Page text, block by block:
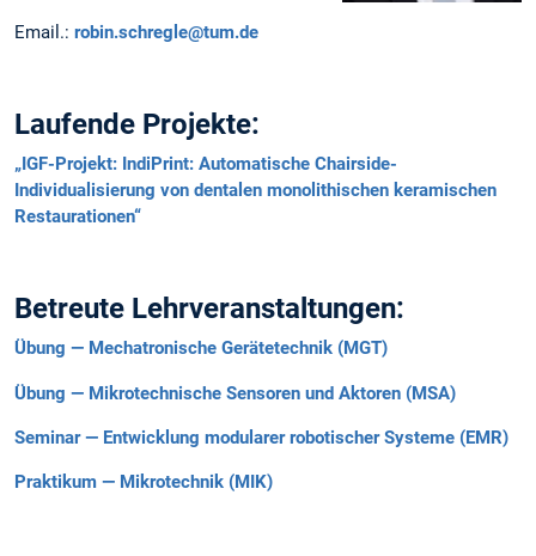
Email.: robin.schregle@tum.de
Laufende Projekte:
„IGF-Projekt: IndiPrint: Automatische Chairside-
Individualisierung von dentalen monolithischen keramischen
Restaurationen“
Betreute Lehrveranstaltungen:
Übung — Mechatronische Gerätetechnik (MGT)
Übung — Mikrotechnische Sensoren und Aktoren (MSA)
Seminar — Entwicklung modularer robotischer Systeme (EMR)
Praktikum — Mikrotechnik (MIK)